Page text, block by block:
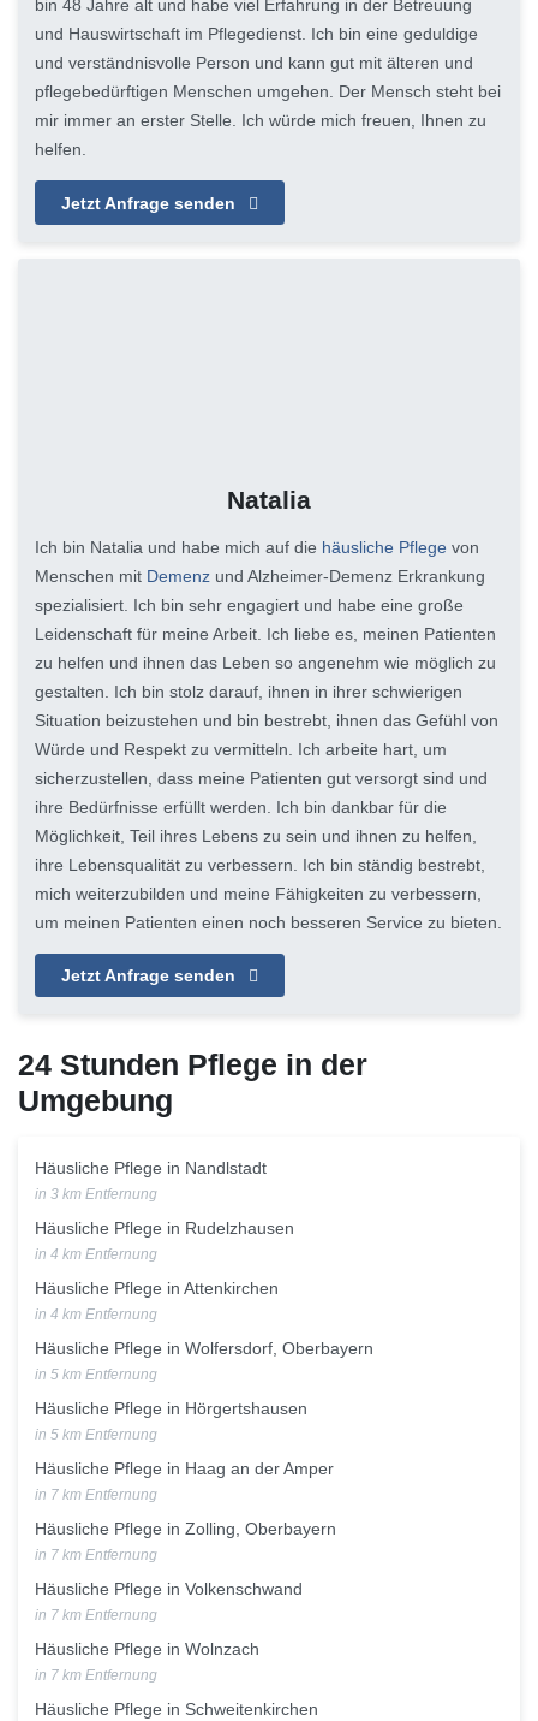
bin 48 Jahre alt und habe viel Erfahrung in der Betreuung
und Hauswirtschaft im Pflegedienst. Ich bin eine geduldige
und verständnisvolle Person und kann gut mit älteren und
pflegebedürftigen Menschen umgehen. Der Mensch steht bei
mir immer an erster Stelle. Ich würde mich freuen, Ihnen zu
helfen.
Jetzt Anfrage senden
Natalia
Ich bin Natalia und habe mich auf die häusliche Pflege von
Menschen mit Demenz und Alzheimer-Demenz Erkrankung
spezialisiert. Ich bin sehr engagiert und habe eine große
Leidenschaft für meine Arbeit. Ich liebe es, meinen Patienten
zu helfen und ihnen das Leben so angenehm wie möglich zu
gestalten. Ich bin stolz darauf, ihnen in ihrer schwierigen
Situation beizustehen und bin bestrebt, ihnen das Gefühl von
Würde und Respekt zu vermitteln. Ich arbeite hart, um
sicherzustellen, dass meine Patienten gut versorgt sind und
ihre Bedürfnisse erfüllt werden. Ich bin dankbar für die
Möglichkeit, Teil ihres Lebens zu sein und ihnen zu helfen,
ihre Lebensqualität zu verbessern. Ich bin ständig bestrebt,
mich weiterzubilden und meine Fähigkeiten zu verbessern,
um meinen Patienten einen noch besseren Service zu bieten.
Jetzt Anfrage senden
24 Stunden Pflege in der
Umgebung
Häusliche Pflege in Nandlstadt
in 3 km Entfernung
Häusliche Pflege in Rudelzhausen
in 4 km Entfernung
Häusliche Pflege in Attenkirchen
in 4 km Entfernung
Häusliche Pflege in Wolfersdorf, Oberbayern
in 5 km Entfernung
Häusliche Pflege in Hörgertshausen
in 5 km Entfernung
Häusliche Pflege in Haag an der Amper
in 7 km Entfernung
Häusliche Pflege in Zolling, Oberbayern
in 7 km Entfernung
Häusliche Pflege in Volkenschwand
in 7 km Entfernung
Häusliche Pflege in Wolnzach
in 7 km Entfernung
Häusliche Pflege in Schweitenkirchen